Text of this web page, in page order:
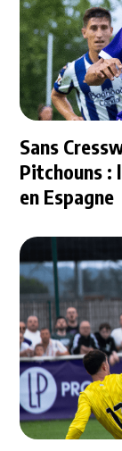
Sans
Pitchouns :
en Espagne